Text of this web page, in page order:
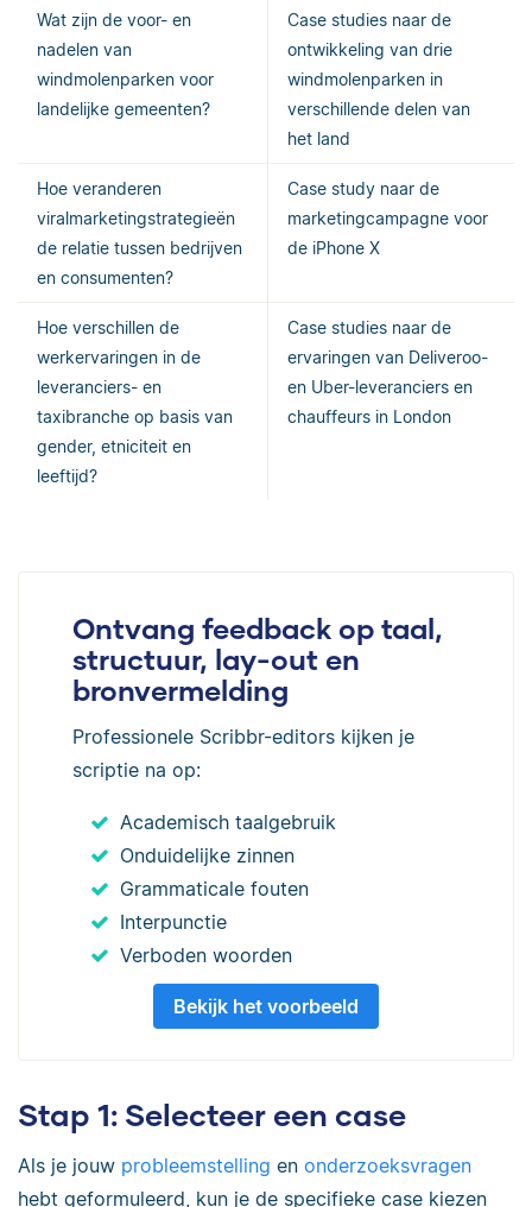
Wat zijn de voor- en
nadelen van
windmolenparken voor
landelijke gemeenten?
Case studies naar de
ontwikkeling van drie
windmolenparken in
verschillende delen van
het land
Hoe veranderen
viralmarketingstrategieën
de relatie tussen bedrijven
en consumenten?
Case study naar de
marketingcampagne voor
de iPhone X
Hoe verschillen de
werkervaringen in de
leveranciers- en
taxibranche op basis van
gender, etniciteit en
leeftijd?
Case studies naar de
ervaringen van Deliveroo-
en Uber-leveranciers en
chauffeurs in London
Ontvang feedback op taal,
structuur, lay-out en
bronvermelding
Professionele Scribbr-editors kijken je
scriptie na op:
Academisch taalgebruik
Onduidelijke zinnen
Grammaticale fouten
Interpunctie
Verboden woorden
Bekijk het voorbeeld
Stap 1: Selecteer een case
Als je jouw probleemstelling en onderzoeksvragen
hebt geformuleerd, kun je de specifieke case kiezen